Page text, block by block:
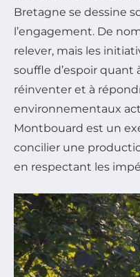
Bretagne se dessine
l’engagement. De
relever, mais les
souffle d’espoir quant
réinventer et à
environnementaux
Montbouard est un
concilier une
en respectant les